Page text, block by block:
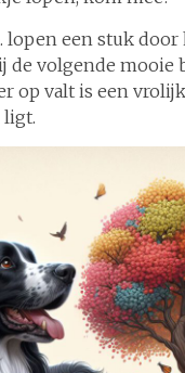
lopen een stuk door
de volgende mooie
op valt is een
ligt.